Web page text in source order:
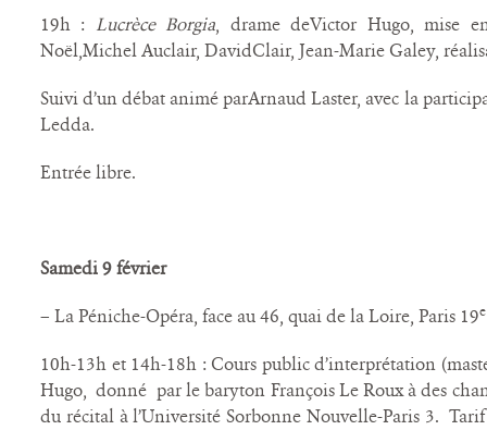
19h : Lucrèce Borgia, drame deVictor Hugo, mise
Noël,Michel Auclair, DavidClair, Jean-Marie Galey,
Suivi d’un débat animé parArnaud Laster, avec la
Ledda.
Entrée libre.
Samedi 9 février
– La Péniche-Opéra, face au 46, quai de la Loire, Paris 19e
10h-13h et 14h-18h : Cours public d’interprétation
Hugo, donné par le baryton François Le Roux à des
du récital à l’Université Sorbonne Nouvelle-Paris 3.